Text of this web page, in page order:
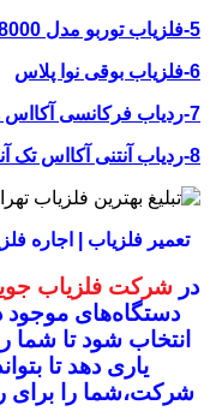
5-فلزیاب توربو مدل 18000
6-فلزیاب بوقی نوا پلاس
7-ردیاب فرکانسی آکااس هفت آنتن
8-ردیاب آنتنی آکااس تک آنتن
تعمیر فلزیاب | اجاره
در شرکت فلزیاب
دستگاه‌های موجود
انتخاب شودتا شما
یاری دهد تا
شرکت،شما را برای